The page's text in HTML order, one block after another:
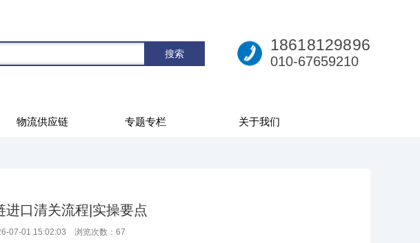
18618129896
010-67659210
物流供应链 专题专栏 关于我们
进口清关流程|实操要点
07-01 15:02:03 浏览次数： 67